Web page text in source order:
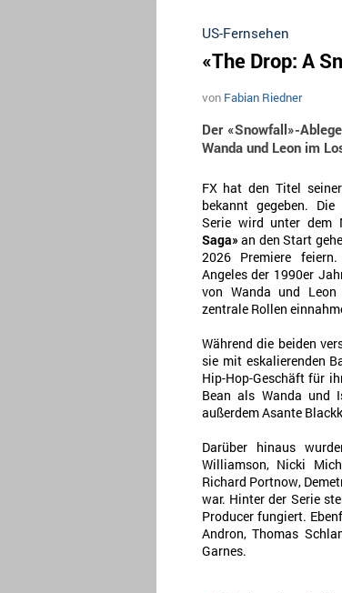
US-Fernsehen
«The Drop: A
von Fabian Riedner
Der «Snowfall»-
Wanda und Leon im
FX hat den Titel
bekannt gegeben.
Serie wird unter dem
Saga» an den Start
2026 Premiere
Angeles der 1990er
von Wanda und
zentrale Rollen
Während die beiden
sie mit eskalierenden
Hip-Hop-Geschäft für
Bean als Wanda und
außerdem Asante
Darüber hinaus
Williamson, Nicki
Richard Portnow,
war. Hinter der Serie
Producer fungiert.
Andron, Thomas
Garnes.